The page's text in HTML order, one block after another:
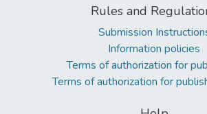
Rules and
Submission
Information policies
Terms of authorization for
Terms of authorization for